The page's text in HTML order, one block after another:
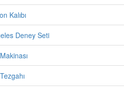
Kalıbı
Deney Seti